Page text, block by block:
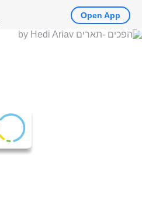
Open App